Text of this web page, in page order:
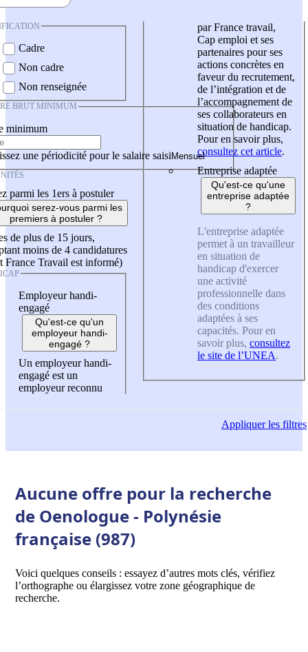
Cadre
Non cadre
Non renseignée
BRUT MINIMUM
minimum
une périodicité pour le salaire saisi
parmi les 1ers à postuler
serez-vous parmi les
premiers à postuler ?
de plus de 15 jours,
moins de 4 candidatures
France Travail est informé)
Employeur handi-
engagé
Qu'est-ce qu'un
employeur handi-
engagé ?
Un employeur handi-
engagé est un
employeur reconnu
par France travail,
Cap emploi et ses
partenaires pour ses
actions concrètes en
faveur du recrutement,
de l’intégration et de
l’accompagnement de
ses collaborateurs en
situation de handicap.
Pour en savoir plus,
consultez cet article.
Entreprise adaptée
Qu'est-ce qu'une
entreprise adaptée
?
L'entreprise adaptée
permet à un travailleur
en situation de
handicap d'exercer
une activité
professionnelle dans
des conditions
adaptées à ses
capacités. Pour en
savoir plus, consultez
le site de l’UNEA.
Appliquerles filtres
Aucune offre pour la recherche
de Oenologue - Polynésie
française (987)
Voici quelques conseils : essayez d’autres mots clés, vérifiez
l’orthographe ou élargissez votre zone géographique de
recherche.